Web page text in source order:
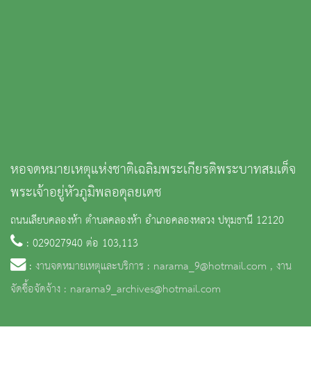
หอจดหมายเหตุแห่งชาติเฉลิมพระเกียรติพระบาทสมเด็จ
พระเจ้าอยู่หัวภูมิพลอดุลยเดช
ถนนเลียบคลองห้า ตำบลคลองห้า อำเภอคลองหลวง ปทุมธานี 12120
: 029027940 ต่อ 103,113
: งานจดหมายเหตุและบริการ : narama_9@hotmail.com , งาน
จัดซื้อจัดจ้าง : narama9_archives@hotmail.com